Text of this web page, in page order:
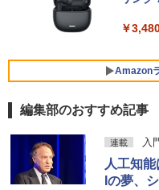
5
【全
8世
GB
￥
64bit
￥
調整
￥
￥
Amazon
￥250
by
富士山
ウォー
ットル
薬屋の
ンガン
￥770
編集部のおすすめ記事
連載 入
人工知
Iの夢、